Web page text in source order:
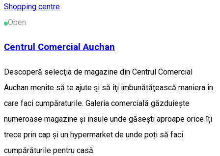
Shopping centre
Open
Centrul Comercial Auchan
Descoperă selecţia de magazine din Centrul Comercial
Auchan menite să te ajute şi să îţi imbunătăţească maniera în
care faci cumpăraturile. Galeria comercială găzduiește
numeroase magazine și insule unde găsești aproape orice îți
trece prin cap și un hypermarket de unde poți să faci
cumpărăturile pentru casă.